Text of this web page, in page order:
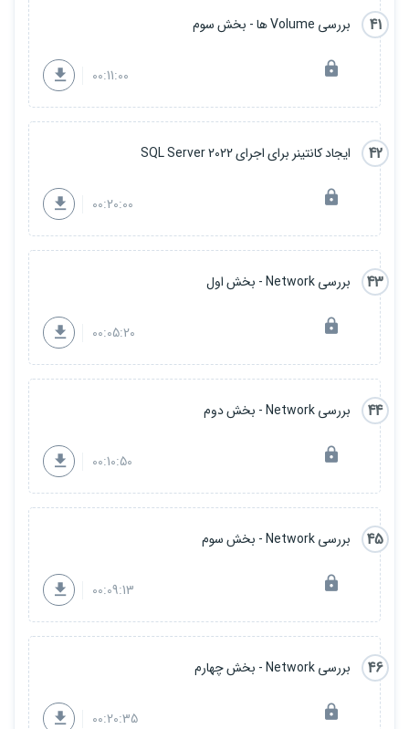
41 بررسی Volume ها - بخش سوم
00:11:00
42 ایجاد کانتینر برای اجرای SQL Server 2022
00:20:00
43 بررسی Network - بخش اول
00:05:20
44 بررسی Network - بخش دوم
00:10:50
45 بررسی Network - بخش سوم
00:09:13
46 بررسی Network - بخش چهارم
00:20:35